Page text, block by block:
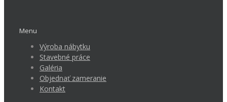
Menu
Výroba nábytku
Stavebné práce
Galéria
Objednať zameranie
Kontakt